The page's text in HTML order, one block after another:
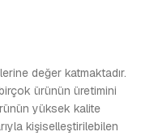
değer katmaktadır.
ürünün üretimini
yüksek kalite
kişiselleştirilebilen